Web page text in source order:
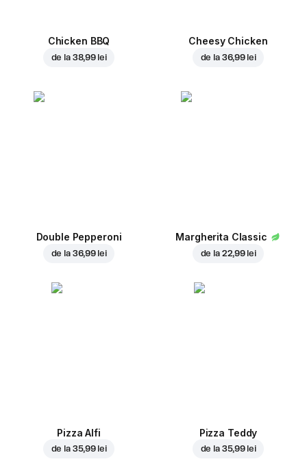
Chicken BBQ
de la 38,99 lei
Cheesy Chicken
de la 36,99 lei
Double Pepperoni
de la 36,99 lei
Margherita Classic
de la 22,99 lei
Pizza Alfi
de la 35,99 lei
Pizza Teddy
de la 35,99 lei